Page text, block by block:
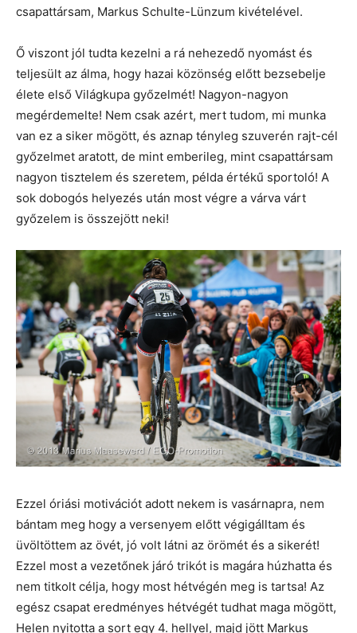
csapattársam, Markus Schulte-Lünzum kivételével.
Ő viszont jól tudta kezelni a rá nehezedő nyomást és
teljesült az álma, hogy hazai közönség előtt bezsebelje
élete első Világkupa győzelmét! Nagyon-nagyon
megérdemelte! Nem csak azért, mert tudom, mi munka
van ez a siker mögött, és aznap tényleg szuverén rajt-cél
győzelmet aratott, de mint emberileg, mint csapattársam
nagyon tisztelem és szeretem, példa értékű sportoló! A
sok dobogós helyezés után most végre a várva várt
győzelem is összejött neki!
Ezzel óriási motivációt adott nekem is vasárnapra, nem
bántam meg hogy a versenyem előtt végigálltam és
üvöltöttem az övét, jó volt látni az örömét és a sikerét!
Ezzel most a vezetőnek járó trikót is magára húzhatta és
nem titkolt célja, hogy most hétvégén meg is tartsa! Az
egész csapat eredményes hétvégét tudhat maga mögött,
Helen nyitotta a sort egy 4. hellyel, majd jött Markus